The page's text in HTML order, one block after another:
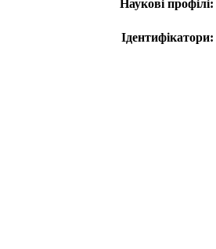
Наукові профілі:
Ідентифікатори: